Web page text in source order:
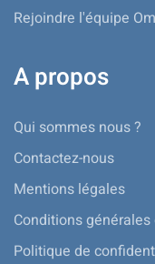
Rejoindre l'équipe
A propos
Qui sommes nous ?
Contactez-nous
Mentions légales
Conditions générales
Politique de